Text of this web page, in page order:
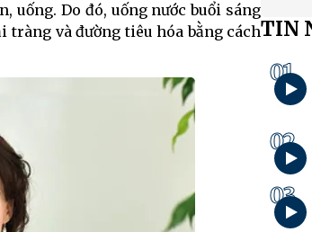
uống. Do đó, uống nước buổi sáng
tràng và đường tiêu hóa bằng cáchTIN
01
02
03